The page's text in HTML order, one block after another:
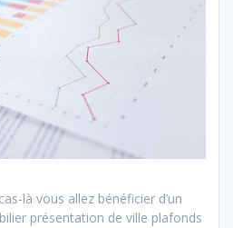
là vous allez bénéficier d’un
présentation de ville plafonds